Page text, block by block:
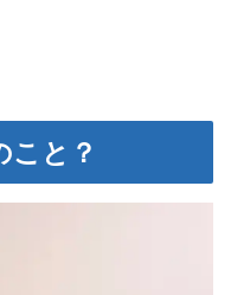
こと？